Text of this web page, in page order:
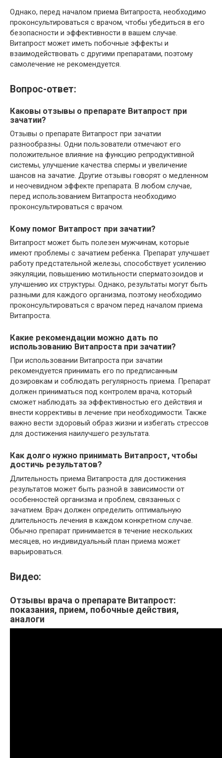
Однако, перед началом приема Витапроста, необходимо
проконсультироваться с врачом, чтобы убедиться в его
безопасности и эффективности в вашем случае.
Витапрост может иметь побочные эффекты и
взаимодействовать с другими препаратами, поэтому
самолечение не рекомендуется.
Вопрос-ответ:
Каковы отзывы о препарате Витапрост при
зачатии?
Отзывы о препарате Витапрост при зачатии
разнообразны. Одни пользователи отмечают его
положительное влияние на функцию репродуктивной
системы, улучшение качества спермы и увеличение
шансов на зачатие. Другие отзывы говорят о медленном
и неочевидном эффекте препарата. В любом случае,
перед использованием Витапроста необходимо
проконсультироваться с врачом.
Кому помог Витапрост при зачатии?
Витапрост может быть полезен мужчинам, которые
имеют проблемы с зачатием ребенка. Препарат улучшает
работу предстательной железы, способствует усилению
эякуляции, повышению мотильности сперматозоидов и
улучшению их структуры. Однако, результаты могут быть
разными для каждого организма, поэтому необходимо
проконсультироваться с врачом перед началом приема
Витапроста.
Какие рекомендации можно дать по
использованию Витапроста при зачатии?
При использовании Витапроста при зачатии
рекомендуется принимать его по предписанным
дозировкам и соблюдать регулярность приема. Препарат
должен приниматься под контролем врача, который
сможет наблюдать за эффективностью его действия и
внести коррективы в лечение при необходимости. Также
важно вести здоровый образ жизни и избегать стрессов
для достижения наилучшего результата.
Как долго нужно принимать Витапрост, чтобы
достичь результатов?
Длительность приема Витапроста для достижения
результатов может быть разной в зависимости от
особенностей организма и проблем, связанных с
зачатием. Врач должен определить оптимальную
длительность лечения в каждом конкретном случае.
Обычно препарат принимается в течение нескольких
месяцев, но индивидуальный план приема может
варьироваться.
Видео:
Отзывы врача о препарате Витапрост:
показания, прием, побочные действия,
аналоги